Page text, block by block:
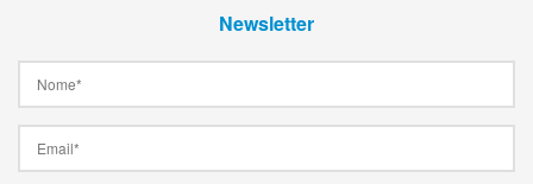
Newsletter